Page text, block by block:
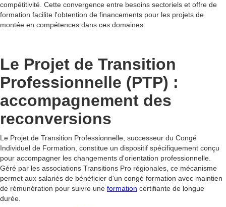
compétitivité. Cette convergence entre besoins sectoriels et offre de
formation facilite l'obtention de financements pour les projets de
montée en compétences dans ces domaines.
Le Projet de Transition
Professionnelle (PTP) :
accompagnement des
reconversions
Le Projet de Transition Professionnelle, successeur du Congé
Individuel de Formation, constitue un dispositif spécifiquement conçu
pour accompagner les changements d'orientation professionnelle.
Géré par les associations Transitions Pro régionales, ce mécanisme
permet aux salariés de bénéficier d'un congé formation avec maintien
de rémunération pour suivre une formation certifiante de longue
durée.